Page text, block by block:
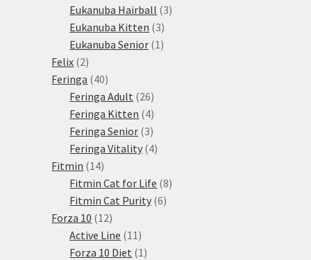
Eukanuba Hairball 33
Eukanuba Kitten 33
produkty
Eukanuba Senior 1 1
Felix 22
produkty
Feringa 4040
produktů
Feringa Adult 2626
produktů
Feringa Kitten 44
produkty
Feringa Senior 33
produkty
Feringa Vitality 44
Fitmin 1414
produktů
Fitmin Cat for Life 88
Fitmin Cat Purity 66
Forza 10 1212
produktů
Active Line 11 11
produktů
Forza 10 Diet 1 1